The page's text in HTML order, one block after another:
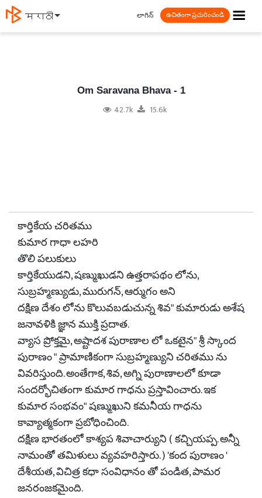
தமிழ் ☰
లాగిన్ ఉచితంగా ప్రచురించండి
Om Saravana Bhava - 1
42.7k 15.6k
కార్తికేయ చరితము
కుమార గాధా లహరి
తొలి పలుకులు
కార్తికేయుడని, షణ్ముఖుడని ఉత్తరాపథం లోను,
సుబ్రహ్మణ్యుడు, మురుగన్, ఆర్ముగం అని
దక్షిణ దేశం లోను కొలువబడుచున్న శివ" కుమారుడు అశేష
జనావళికి జ్ఞాన ముక్తి ప్రదాత.
వ్యాస ప్రోక్తమై, అష్టాదశ పురాణాల లో ఒకటైన" శ్రీ స్కాంద
పురాణం " ప్రామాణికంగా సుబ్రహ్మణ్యుని చరితము ను
వివరిస్తుంది. అంతేగాక, శివ, అగ్ని పురాణాలలో కూడా
సందర్భోచితంగా కుమార గాధను ప్రస్తావించారు. ఇక
కుమార సంభవం" షణ్ముఖుని కమనీయ గాధను
కావ్యాత్మకంగా ప్రబోధించింది.
దక్షిణ భారతంలో కాశ్యప శివాచార్యుని ( కచ్చియప్ప. అన్నీ
నామంతో తమిళులు వ్యవహరిస్తారు. ) 'కంద పురాణం '
దేశీయత, విచిత్ర కధా సంవిధానం తో పండిత, పామర
జనరంజకమైంది.